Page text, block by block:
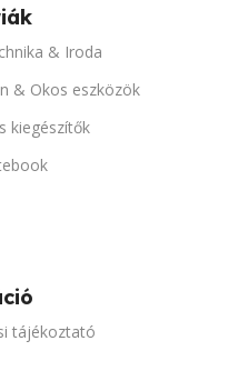
LED, Touchscreen
ÁLLAPOT
& Iroda
& Okos eszközök
kiegészítők
tájékoztató